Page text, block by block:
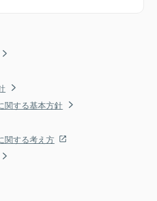
関する基本方針
関する考え方